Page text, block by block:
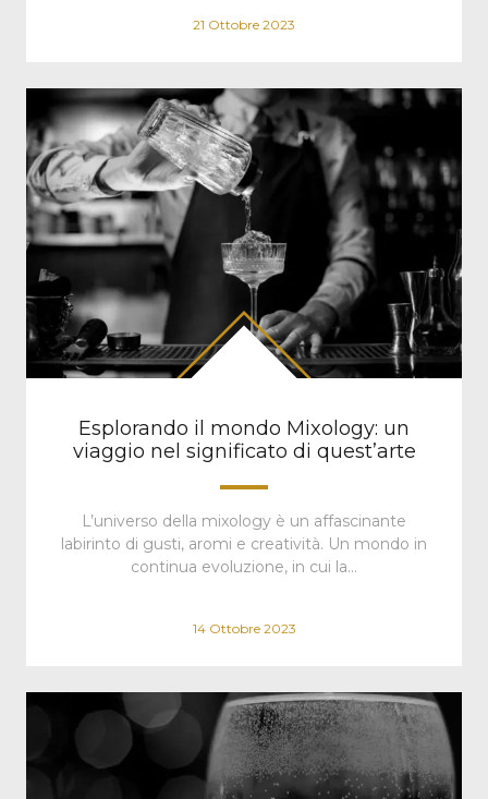
21 Ottobre 2023
Esplorando il mondo Mixology: un
viaggio nel significato di quest’arte
L’universo della mixology è un affascinante
labirinto di gusti, aromi e creatività. Un mondo in
continua evoluzione, in cui la…
14 Ottobre 2023